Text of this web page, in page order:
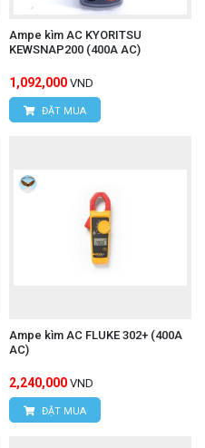
Ampe kìm AC KYORITSU
KEWSNAP200 (400A AC)
1,092,000 VND
ĐẶT MUA
Ampe kìm AC FLUKE 302+ (400A
AC)
2,240,000 VND
ĐẶT MUA